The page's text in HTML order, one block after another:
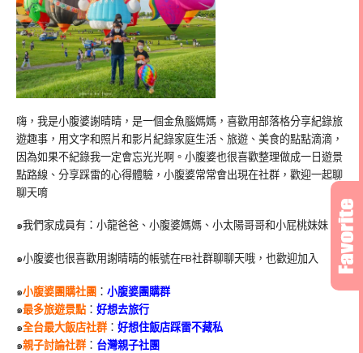
嗨，我是小腹婆謝晴晴，是一個金魚腦媽媽，喜歡用部落格分享紀錄旅
遊趣事，用文字和照片和影片紀錄家庭生活、旅遊、美食的點點滴滴，
因為如果不紀錄我一定會忘光光啊。小腹婆也很喜歡整理做成一日遊景
點路線、分享踩雷的心得體驗，小腹婆常常會出現在社群，歡迎一起聊
聊天唷
๑我們家成員有：小龍爸爸、小腹婆媽媽、小太陽哥哥和小屁桃妹妹
๑小腹婆也很喜歡用謝晴晴的帳號在FB社群聊聊天哦，也歡迎加入
๑小腹婆團購社團 ： 小腹婆團購群
๑最多旅遊景點： 好想去旅行
๑全台最大飯店社群： 好想住飯店踩雷不藏私
๑親子討論社群： 台灣親子社團